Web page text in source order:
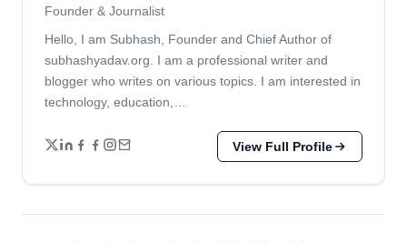
Founder & Journalist
Hello, I am Subhash, Founder and Chief Author of
subhashyadav.org. I am a professional writer and
blogger who writes on various topics. I am interested in
technology, education,…
View Full Profile